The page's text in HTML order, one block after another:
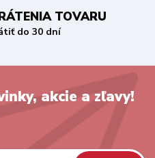
TOVARU
do 30 dní
akcie a zľavy!